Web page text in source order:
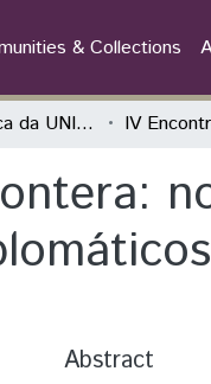
& Collections
Iniciação Científica da UNILA (IC)
Abstract